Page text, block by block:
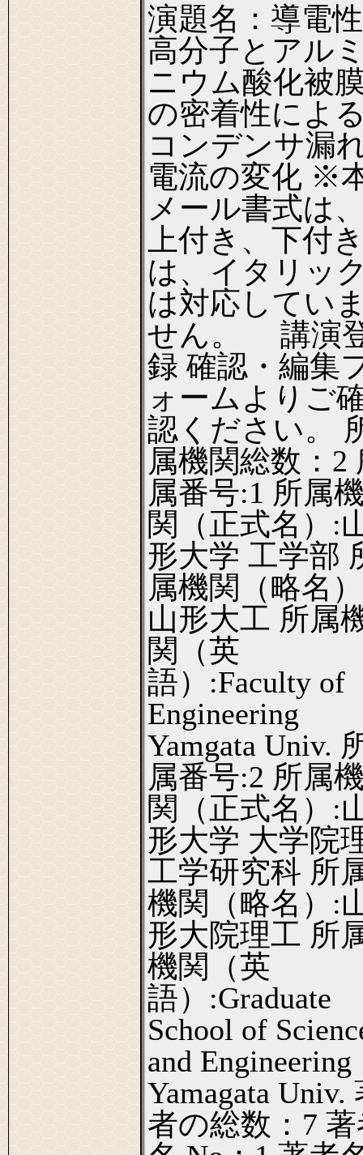
演題名：導電性
高分子とアル
ニウム酸化被
の密着性によ
コンデンサ漏
電流の変化 ※
メール書式は
上付き、下付
は、イタリッ
は対応してい
せん。 講演
録 確認・編集
ォームよりご
認ください。
属機関総数：2
属番号:1 所属
関（正式名）:
形大学 工学部
属機関（略名
山形大工 所属
関（英
語）:Faculty of
Engineering
Yamgata Univ.
属番号:2 所属
関（正式名）:
形大学 大学院
工学研究科 所
機関（略名）:
形大院理工 所
機関（英
語）:Graduate
School of
and Engineering
Yamagata Univ.
者の総数：7